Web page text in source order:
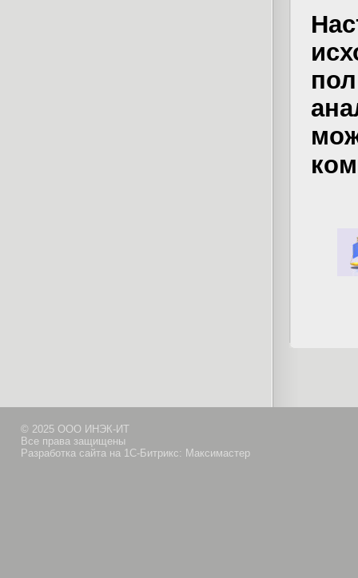
© 2025 ООО ИНЭК-ИТ
Все права защищены
Разработка сайта на 1С-Битрикс: Максимастер